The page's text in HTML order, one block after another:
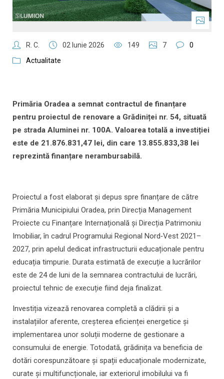
R. C. 02 Iunie 2026 149 7
0
Actualitate
Primăria Oradea a semnat contractul de finanțare
pentru proiectul de renovare a Grădiniței nr. 54, situată
pe strada Aluminei nr. 100A. Valoarea totală a investiției
este de 21.876.831,47 lei, din care 13.855.833,38 lei
reprezintă finanțare nerambursabilă.
Proiectul a fost elaborat și depus spre finanțare de către
Primăria Municipiului Oradea, prin Direcția Management
Proiecte cu Finanțare Internațională și Direcția Patrimoniu
Imobiliar, în cadrul Programului Regional Nord‑Vest 2021–
2027, prin apelul dedicat infrastructurii educaționale pentru
educația timpurie. Durata estimată de execuție a lucrărilor
este de 24 de luni de la semnarea contractului de lucrări,
proiectul tehnic de execuție fiind deja finalizat.
Investiția vizează renovarea completă a clădirii și a
instalațiilor aferente, creșterea eficienței energetice și
implementarea unor soluții moderne de gestionare a
consumului de energie. Totodată, grădinița va beneficia de
dotări corespunzătoare și spații educaționale modernizate,
curate și multifuncționale, iar exteriorul imobilului va fi